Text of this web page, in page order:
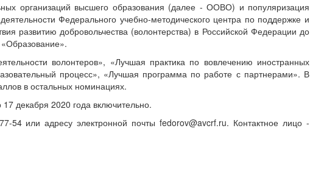
организаций высшего образования (далее - ООВО) и популяризация
Федерального учебно-методического центра по поддержке и
развитию добровольчества (волонтерства) в Российской Федерации до
волонтеров», «Лучшая практика по вовлечению иностранных
процесс», «Лучшая программа по работе с партнерами». В
в остальных номинациях.
декабря 2020 года включительно.
или адресу электронной почты fedorov@avcrf.ru. Контактное лицо -